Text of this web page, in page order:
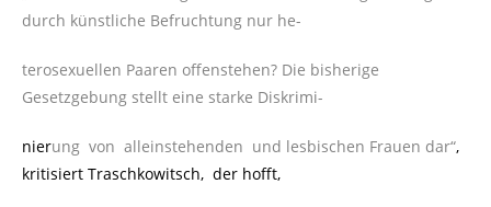
durch künstliche Befruchtung nur he-
terosexuellen Paaren offenstehen? Die bisherige
Gesetzgebung stellt eine starke Diskrimi-
nierung von alleinstehenden und lesbischen Frauen dar“,
kritisiert Traschkowitsch, der hofft,